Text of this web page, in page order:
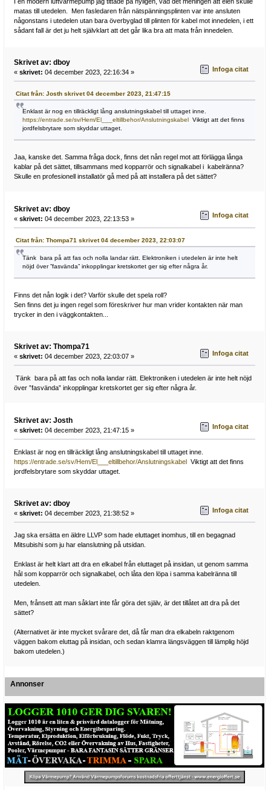
matas till utedelen. Men fasledaren från nätspänningsplinten var inte ansluten
någonstans i utedelen utan bara överbyglad till plinten för kabel mot innedelen, i ett
sådant fall är det ju helt självklart att det går lika bra att mata från innedelen.
Skrivet av: dboy
« skrivet: 04 december 2023, 22:16:34 » Infoga citat
Citat från: Josth skrivet 04 december 2023, 21:47:15
Enklast är nog en tillräckligt lång anslutningskabel till uttaget inne.
https://entrade.se/sv/Hem/El___eltillbehor/AnslutningskabelViktigt att det finns
jordfelsbrytare som skyddar uttaget.
Jaa, kanske det. Samma fråga dock, finns det nån regel mot att förlägga långa
kablar på det sättet, tillsammans med kopparrör och signalkabel i kabelränna?
Skulle en profesionell installatör gå med på att installera på det sättet?
Skrivet av: dboy
« skrivet: 04 december 2023, 22:13:53 » Infoga citat
Citat från: Thompa71 skrivet 04 december 2023, 22:03:07
Tänk bara på att fas och nolla landar rätt. Elektroniken i utedelen är inte helt
nöjd över ”fasvända” inkopplingar kretskortet ger sig efter några år.
Finns det nån logik i det? Varför skulle det spela roll?
Sen finns det ju ingen regel som föreskriver hur man vrider kontakten när man
trycker in den i väggkontakten...
Skrivet av: Thompa71
« skrivet: 04 december 2023, 22:03:07 » Infoga citat
Tänk bara på att fas och nolla landar rätt. Elektroniken i utedelen är inte helt nöjd
över ”fasvända” inkopplingar kretskortet ger sig efter några år.
Skrivet av: Josth
« skrivet: 04 december 2023, 21:47:15 » Infoga citat
Enklast är nog en tillräckligt lång anslutningskabel till uttaget inne.
https://entrade.se/sv/Hem/El___eltillbehor/AnslutningskabelViktigt att det finns
jordfelsbrytare som skyddar uttaget.
Skrivet av: dboy
« skrivet: 04 december 2023, 21:38:52 » Infoga citat
Jag ska ersätta en äldre LLVP som hade eluttaget inomhus, till en begagnad
Mitsubishi som ju har elanslutning på utsidan.
Enklast är helt klart att dra en elkabel från eluttaget på insidan, ut genom samma
hål som kopparrör och signalkabel, och låta den löpa i samma kabelränna till
utedelen.
Men, frånsett att man såklart inte får göra det själv, är det tillåtet att dra på det
sättet?
(Alternativet är inte mycket svårare det, då får man dra elkabeln raktgenom
väggen bakom eluttag på insidan, och sedan klamra längsväggen till lämplig höjd
bakom utedelen.)
Annonser